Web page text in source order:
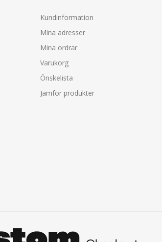
Kundinformation
Mina adresser
Mina ordrar
Varukorg
Önskelista
Jämför produkter